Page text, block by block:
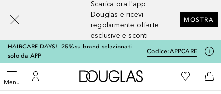
Scarica ora l'app
Douglas e ricevi
regolarmente offerte
esclusive e sconti
MOSTRA
HAIRCARE DAYS! -25% su brand selezionati
solo da APP
Codice:APPCARE
MenuApri menuAl Mio Account
A Douglas HomeAlla Mia
Al
Torna indietro
Esegui ricerca
[navigation.slideout.screenreader]